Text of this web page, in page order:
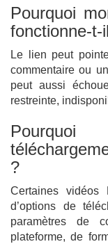
Pourquoi
fonctionne-t-
Le lien peut
commentaire ou
peut aussi
restreinte,
?
Certaines vidéos
d’options de
paramètres de
plateforme, de